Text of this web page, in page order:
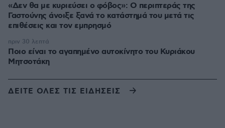
«Δεν θα με κυριεύσει ο φόβος»: Ο περιπτεράς της
Γαστούνης άνοιξε ξανά το κατάστημά του μετά τις
επιθέσεις και τον εμπρησμό
Ποιο είναι το αγαπημένο αυτοκίνητο του Κυριάκου
Μητσοτάκη
πριν 30 λεπτά
ΔΕΙΤΕ ΟΛΕΣ ΤΙΣ ΕΙΔΗΣΕΙΣ